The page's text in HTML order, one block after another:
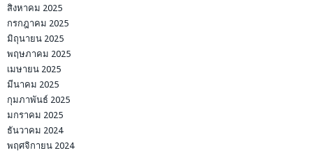
สิงหาคม 2025
กรกฎาคม 2025
มิถุนายน 2025
พฤษภาคม 2025
เมษายน 2025
มีนาคม 2025
กุมภาพันธ์ 2025
มกราคม 2025
ธันวาคม 2024
พฤศจิกายน 2024